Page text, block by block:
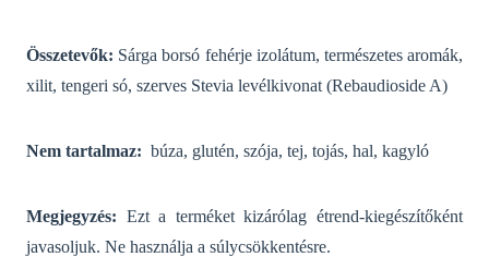
Összetevők: Sárga borsó fehérje izolátum, természetes aromák,
xilit, tengeri só, szerves Stevia levélkivonat (Rebaudioside A)
Nem tartalmaz: búza, glutén, szója, tej, tojás, hal, kagyló
Megjegyzés: Ezt a terméket kizárólag étrend-kiegészítőként
javasoljuk. Ne használja a súlycsökkentésre.